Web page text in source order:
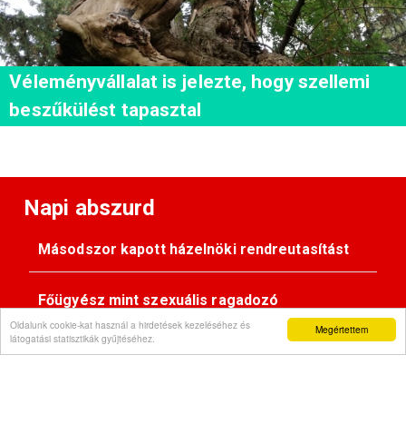
Megértettem
Oldalunk cookie-kat használ a hirdetések kezeléséhez és
látogatási statisztikák gyűjtéséhez.
Véleményvállalat is jelezte, hogy szellemi
beszűkülést tapasztal
Napi abszurd
Másodszor kapott házelnöki rendreutasítást
Főügyész mint szexuális ragadozó
Pimasz önkényúr